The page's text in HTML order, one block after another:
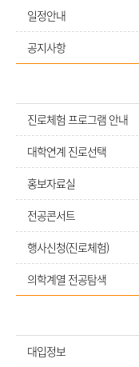
일정안내
공지사항
진로체험 프로그램 안내
대학연계 진로선택
홍보자료실
전공콘서트
행사신청(진로체험)
의학계열 전공탐색
대입정보